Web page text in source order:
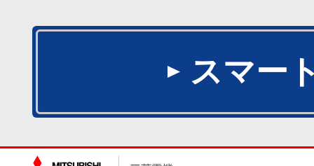
スマー